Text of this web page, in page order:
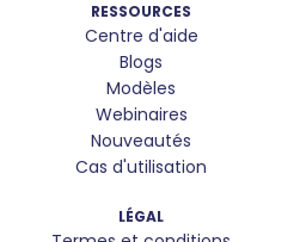
RESSOURCES
Centre d'aide
Blogs
Modèles
Webinaires
Nouveautés
Cas d'utilisation
LÉGAL